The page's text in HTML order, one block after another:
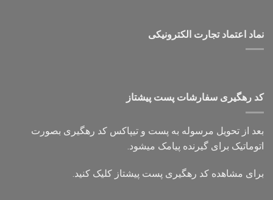
نماد اعتماد تجارت الكترونیكی
کد رهگیری سفارشات پست پیشتاز
بعد از تحویل مرسوله به پست و تیپاکس کد رهگیری بصورت
اتوماتیک برای گیرنده پیامک میشود.
برای مشاهده کد رهگیری پست پیشتاز کلیک کنید.